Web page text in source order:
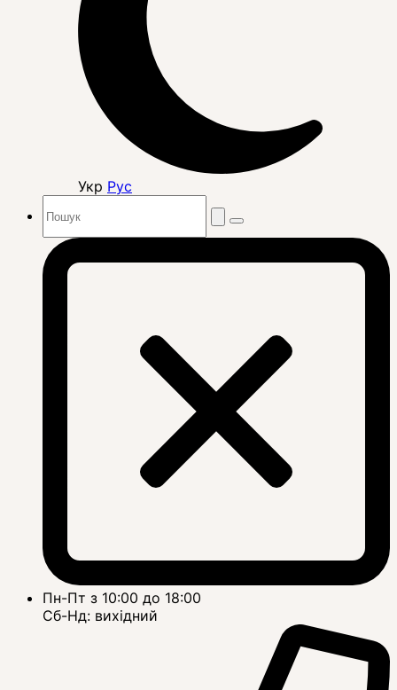
Укр Рус
Пн-Пт з 10:00 до 18:00
Сб-Нд: вихідний